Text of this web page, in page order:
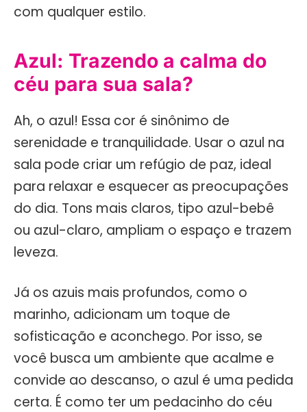
com qualquer estilo.
Azul: Trazendo a calma do
céu para sua sala?
Ah, o azul! Essa cor é sinônimo de
serenidade e tranquilidade. Usar o azul na
sala pode criar um refúgio de paz, ideal
para relaxar e esquecer as preocupações
do dia. Tons mais claros, tipo azul-bebê
ou azul-claro, ampliam o espaço e trazem
leveza.
Já os azuis mais profundos, como o
marinho, adicionam um toque de
sofisticação e aconchego. Por isso, se
você busca um ambiente que acalme e
convide ao descanso, o azul é uma pedida
certa. É como ter um pedacinho do céu